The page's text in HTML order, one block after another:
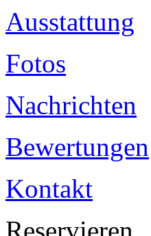
Ausstattung
Fotos
Nachrichten
Bewertungen
Kontakt